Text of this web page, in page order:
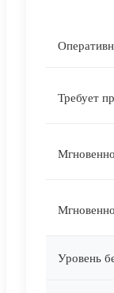
Требует
Мгновенно
Мгновенно
Уровень